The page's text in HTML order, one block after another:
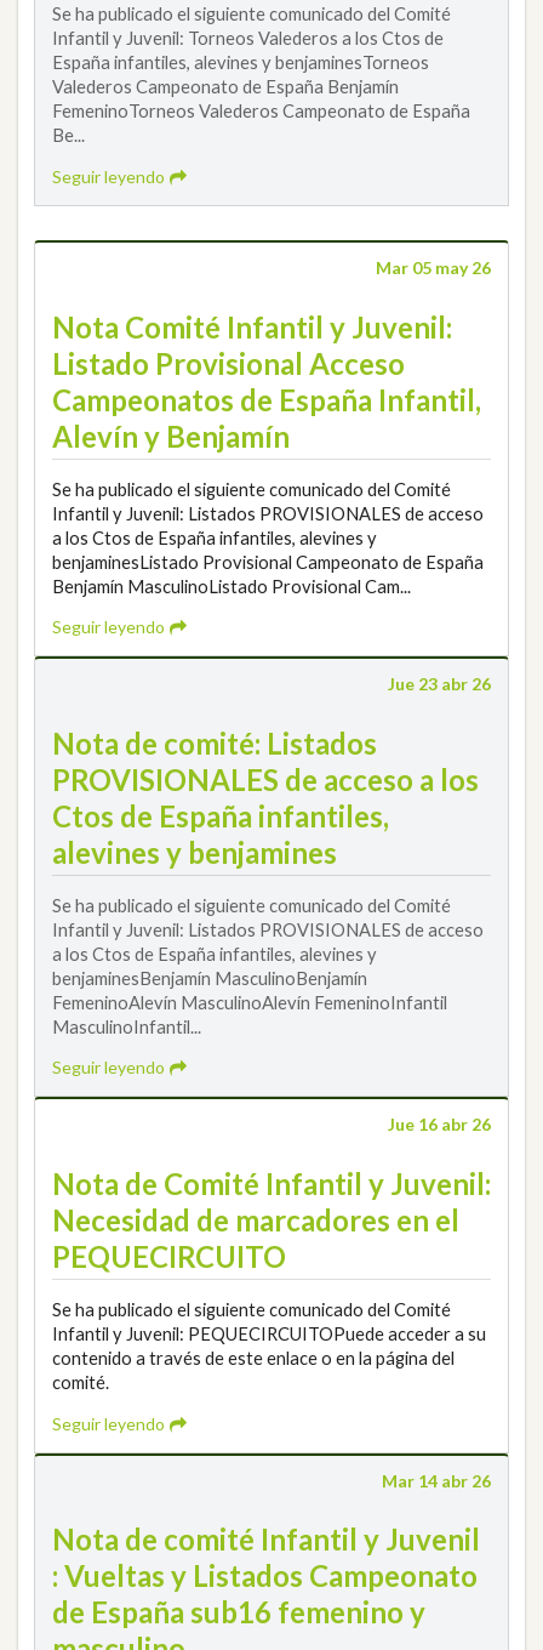
Se ha publicado el siguiente comunicado del Comité
Infantil y Juvenil: Torneos Valederos a los Ctos de
España infantiles, alevines y benjaminesTorneos
Valederos Campeonato de España Benjamín
FemeninoTorneos Valederos Campeonato de España
Be...
Seguir leyendo
Mar 05 may 26
Nota Comité Infantil y Juvenil:
Listado Provisional Acceso
Campeonatos de España Infantil,
Alevín y Benjamín
Se ha publicado el siguiente comunicado del Comité
Infantil y Juvenil: Listados PROVISIONALES de acceso
a los Ctos de España infantiles, alevines y
benjaminesListado Provisional Campeonato de España
Benjamín MasculinoListado Provisional Cam...
Seguir leyendo
Jue 23 abr 26
Nota de comité: Listados
PROVISIONALES de acceso a los
Ctos de España infantiles,
alevines y benjamines
Se ha publicado el siguiente comunicado del Comité
Infantil y Juvenil: Listados PROVISIONALES de acceso
a los Ctos de España infantiles, alevines y
benjaminesBenjamín MasculinoBenjamín
FemeninoAlevín MasculinoAlevín FemeninoInfantil
MasculinoInfantil...
Seguir leyendo
Jue 16 abr 26
Nota de Comité Infantil y Juvenil:
Necesidad de marcadores en el
PEQUECIRCUITO
Se ha publicado el siguiente comunicado del Comité
Infantil y Juvenil: PEQUECIRCUITOPuede acceder a su
contenido a través de este enlace o en la página del
comité.
Seguir leyendo
Mar 14 abr 26
Nota de comité Infantil y Juvenil
: Vueltas y Listados Campeonato
de España sub16 femenino y